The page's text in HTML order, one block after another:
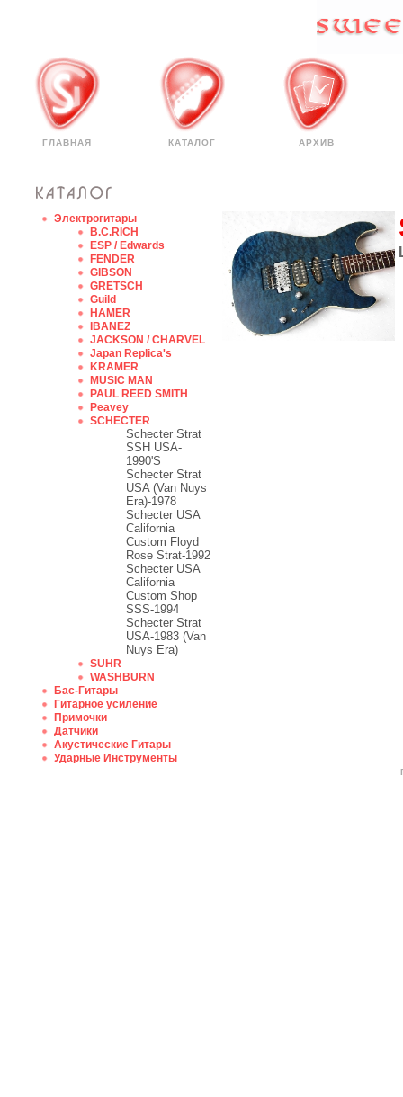
ГЛАВНАЯ КАТАЛОГ АРХИВ
Электрогитары
B.C.RICH
ESP / Edwards
FENDER
GIBSON
GRETSCH
Guild
HAMER
IBANEZ
JACKSON / CHARVEL
Japan Replica's
KRAMER
MUSIC MAN
PAUL REED SMITH
Peavey
SCHECTER
Schecter Strat
SSH USA-
1990'S
Schecter Strat
USA (Van Nuys
Era)-1978
Schecter USA
California
Custom Floyd
Rose Strat-1992
Schecter USA
California
Custom Shop
SSS-1994
Schecter Strat
USA-1983 (Van
Nuys Era)
SUHR
WASHBURN
Бас-Гитары
Гитарное усиление
Примочки
Датчики
Акустические Гитары
Ударные Инструменты